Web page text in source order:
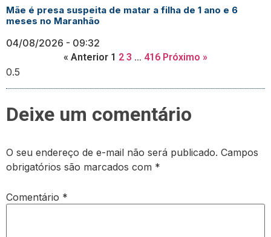
Mãe é presa suspeita de matar a filha de 1 ano e 6
meses no Maranhão
04/08/2026 09:32
« Anterior 1 2 3 … 416 Próximo »
Deixe um comentário
O seu endereço de e-mail não será publicado. Campos
obrigatórios são marcados com *
Comentário *